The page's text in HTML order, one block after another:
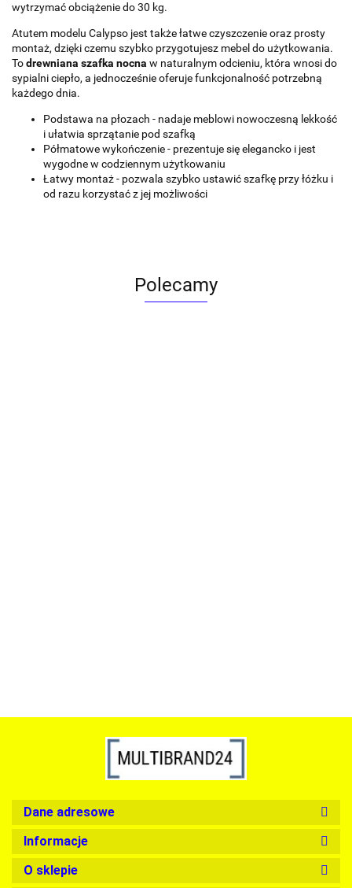
wytrzymać obciążenie do 30 kg.
Atutem modelu Calypso jest także łatwe czyszczenie oraz prosty
montaż, dzięki czemu szybko przygotujesz mebel do użytkowania.
Todrewniana szafka nocna w naturalnym odcieniu, która wnosi do
sypialni ciepło, a jednocześnie oferuje funkcjonalność potrzebną
każdego dnia.
Podstawa na płozach - nadaje meblowi nowoczesną lekkość
i ułatwia sprzątanie pod szafką
Półmatowe wykończenie - prezentuje się elegancko i jest
wygodne w codziennym użytkowaniu
Łatwy montaż - pozwala szybko ustawić szafkę przy łóżku i
od razu korzystać z jej możliwości
Polecamy
Dane adresowe
Informacje
O sklepie